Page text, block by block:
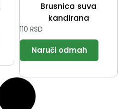
Brusnica suva
kandirana
110 RSD